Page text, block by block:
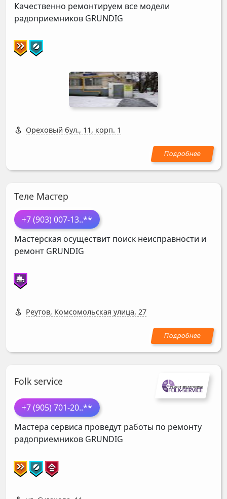
Качественно ремонтируем все модели
радоприемников GRUNDIG
Ореховый бул., 11, корп. 1
Теле Мастер
+7 (903) 007-13..**
Мастерская осуществит поиск неисправности и
ремонт GRUNDIG
Реутов, Комсомольская улица, 27
Folk service
+7 (905) 701-20..**
Мастера сервиса проведут работы по ремонту
радоприемников GRUNDIG